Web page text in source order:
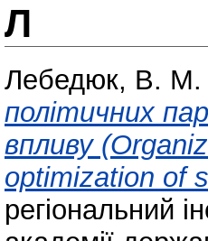
Л
Лебедюк, В. М.
політичних
впливу
optimization of
регіональний